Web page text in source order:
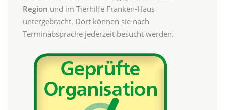
Region und im Tierhilfe Franken-Haus
untergebracht. Dort können sie nach
Terminabsprache jederzeit besucht werden.